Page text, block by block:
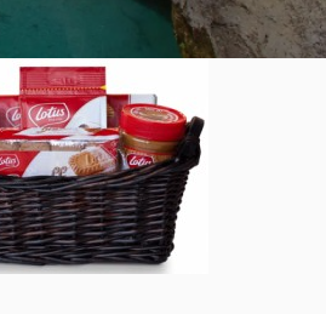
in Slowenien!